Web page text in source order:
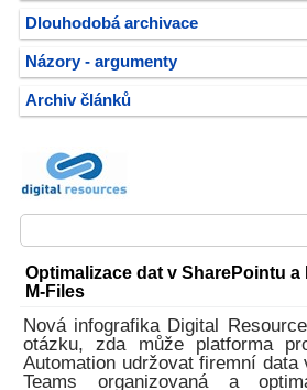
Dlouhodobá archivace
Názory - argumenty
Archiv článků
Optimalizace dat v SharePointu a
M-Files
Nová infografika Digital
otázku, zda může platforma
Automation udržovat firemní data
Teams organizovaná a